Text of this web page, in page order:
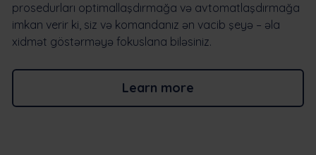
prosedurları optimallaşdırmağa və avtomatlaşdırmağa
imkan verir ki, siz və komandanız ən vacib şeyə – əla
xidmət göstərməyə fokuslana biləsiniz.
Learn more